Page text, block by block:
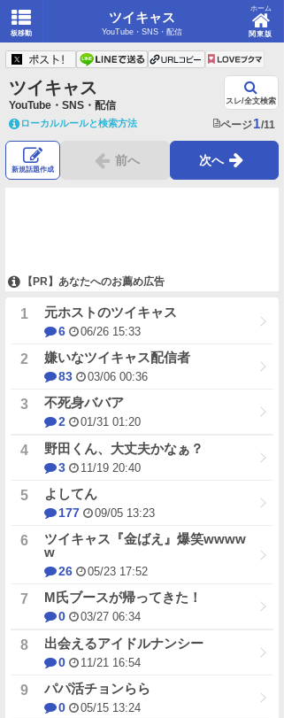
板移動
ツイキャス
YouTube・SNS・配信
ホーム
関東版
ツイキャス
YouTube・SNS・配信 スレ/全文検索
ローカルルールと検索方法 ページ 1/11
新規話題作成
前へ 次へ
【PR】あなたへのお薦め広告
元ホストのツイキャス
6 06/26 15:33
嫌いなツイキャス配信者
83 03/06 00:36
不死身ババア
2 01/31 01:20
野田くん、大丈夫かなぁ？
3 11/19 20:40
よしてん
177 09/05 13:23
ツイキャス『金ばえ』爆笑wwww
w
26 05/23 17:52
М氏ブースが帰ってきた！
0 03/27 06:34
出会えるアイドルナンシー
0 11/21 16:54
パパ活チョンらら
0 05/15 13:24